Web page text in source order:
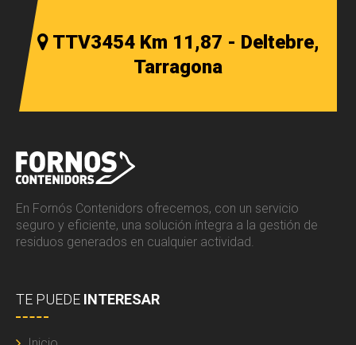
TTV3454 Km 11,87 - Deltebre,
Tarragona
En Fornós Contenidors ofrecemos, con un servicio
seguro y eficiente, una solución íntegra a la gestión de
residuos generados en cualquier actividad.
TE PUEDE INTERESAR